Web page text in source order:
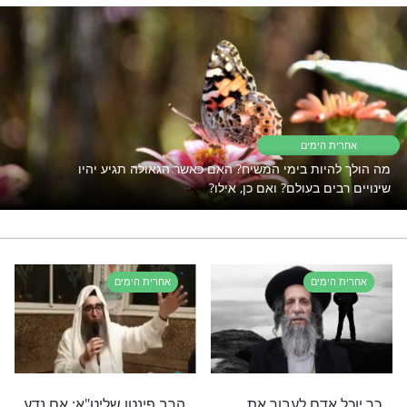
רוצים להחיש את הגאולה
שלכם? כנראהשזה מה שאתם צריכים!